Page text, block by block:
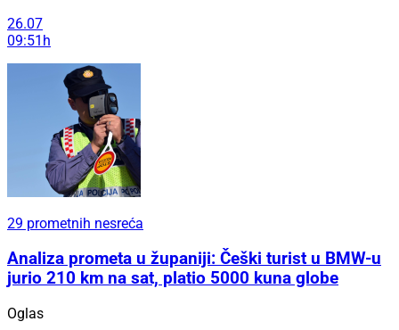
26.07
09:51h
29 prometnih nesreća
Analiza prometa u županiji: Češki turist u BMW-u
jurio 210 km na sat, platio 5000 kuna globe
Oglas